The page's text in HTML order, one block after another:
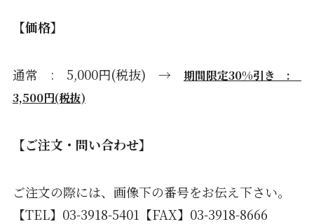
【価格】
通常 : 5,000円(税抜) → 期間限定30%引き :
3,500円(税抜)
【ご注文・問い合わせ】
ご注文の際には、画像下の番号をお伝え下さい。
【TEL】03-3918-5401【FAX】03-3918-8666